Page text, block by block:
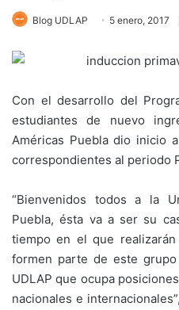
Blog UDLAP 5 enero, 2017
Con el desarrollo del
estudiantes de nuevo
Américas Puebla dio inicio
correspondientes al periodo
“Bienvenidos todos a la
Puebla, ésta va a ser su
tiempo en el que
formen parte de este
UDLAP que ocupa
nacionales e